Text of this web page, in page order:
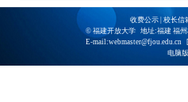
收费公示 校长信
© 福建开放大学 地址:福建 福州
E-mail:webmaster@fjou.edu.cn [
电脑版